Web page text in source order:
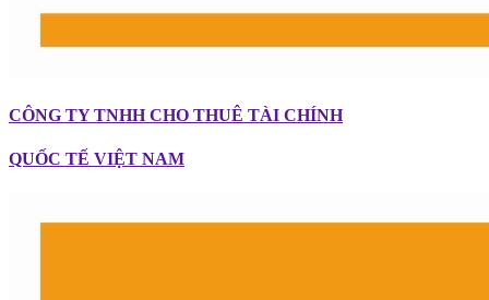
CÔNG TY TNHH CHO THUÊ TÀI CHÍNH
QUỐC TẾ VIỆT NAM